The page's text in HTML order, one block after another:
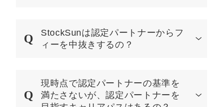
StockSunは認定パートナーからフ
ィーを中抜きするの？
現時点で認定パートナーの基準を
満たさないが、認定パートナーを